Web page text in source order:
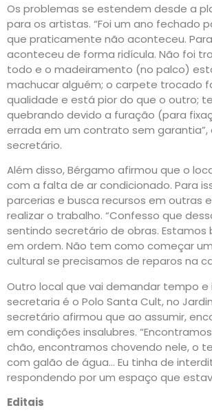
Os problemas se estendem desde a
para os artistas. “Foi um ano fechado
que praticamente não aconteceu.
aconteceu de forma ridícula. Não foi
todo e o madeiramento (no palco)
machucar alguém; o carpete trocado
qualidade e está pior do que o outro;
quebrando devido a furação (para
errada em um contrato sem garantia”,
secretário.
Além disso, Bérgamo afirmou que o
com a falta de ar condicionado. Para
parcerias e busca recursos em outras
realizar o trabalho. “Confesso que
sentindo secretário de obras.
em ordem. Não tem como começar
cultural se precisamos de reparos na
Outro local que vai demandar tempo
secretaria é o Polo Santa Cult, no
secretário afirmou que ao assumir,
em condições insalubres.
chão, encontramos chovendo nele, o
com galão de água… Eu tinha de
respondendo por um espaço que
Editais